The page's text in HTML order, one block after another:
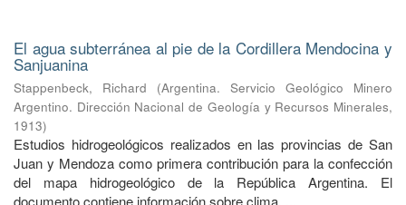
El agua subterránea al pie de la Cordillera Mendocina y
Sanjuanina
Stappenbeck, Richard (Argentina. Servicio Geológico Minero
Argentino. Dirección Nacional de Geología y Recursos Minerales,
1913)
Estudios hidrogeológicos realizados en las provincias de San
Juan y Mendoza como primera contribución para la confección
del mapa hidrogeológico de la República Argentina. El
documento contiene información sobre clima, ...